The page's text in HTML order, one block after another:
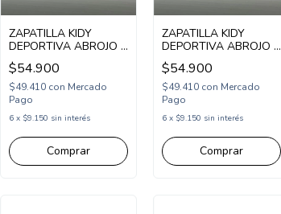
ZAPATILLA KIDY
DEPORTIVA ABROJO Y
ELASTICO 18-23
(KD60012)
$54.900
$49.410 con Mercado
Pago
6 x $9.150 sin interés
Comprar
ZAPATILLA KIDY
DEPORTIVA ABROJO Y
ELASTICO 18-23
(KD60011)
$54.900
$49.410 con Mercado
Pago
6 x $9.150 sin interés
Comprar